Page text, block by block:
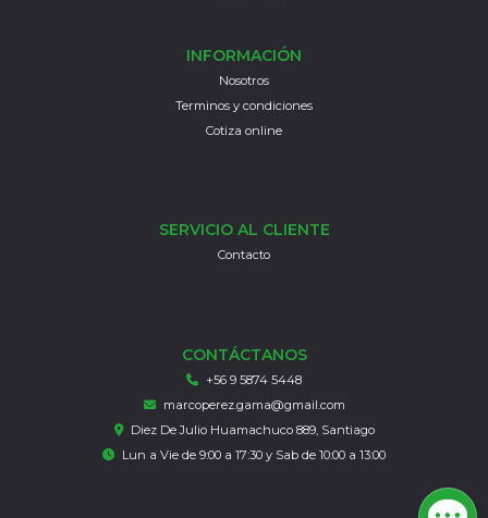
INFORMACIÓN
Nosotros
Terminos y condiciones
Cotiza online
SERVICIO AL CLIENTE
Contacto
CONTÁCTANOS
+56 9 5874 5448
marcoperez.gama@gmail.com
Diez De Julio Huamachuco 889, Santiago
Lun a Vie de 9:00 a 17:30 y Sab de 10:00 a 13:00